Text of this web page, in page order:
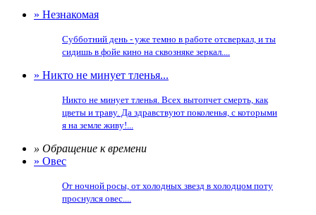
» Незнакомая
Субботний день - уже темно в работе отсверкал, и ты
сидишь в фойе кино на сквозняке зеркал....
» Никто не минует тленья...
Никто не минует тленья. Всех вытопчет смерть, как
цветы и траву. Да здравствуют поколенья, с которыми
я на земле живу!...
» Обращение к времени
» Овес
От ночной росы, от холодных звезд в холодцом поту
проснулся овес....